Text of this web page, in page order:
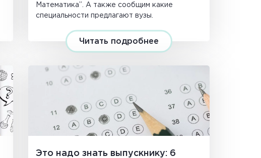
Математика”. А также сообщим какие
специальности предлагают вузы.
Читать подробнее
Это надо знать выпускнику: 6